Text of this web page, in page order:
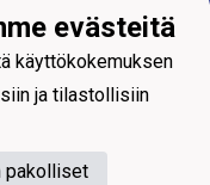
9
evästeitä
käyttökokemuksen
ja tilastollisiin
pakolliset